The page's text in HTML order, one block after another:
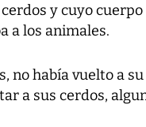
y cuyo
a los animales.
no había vuelto a
a sus cerdos,